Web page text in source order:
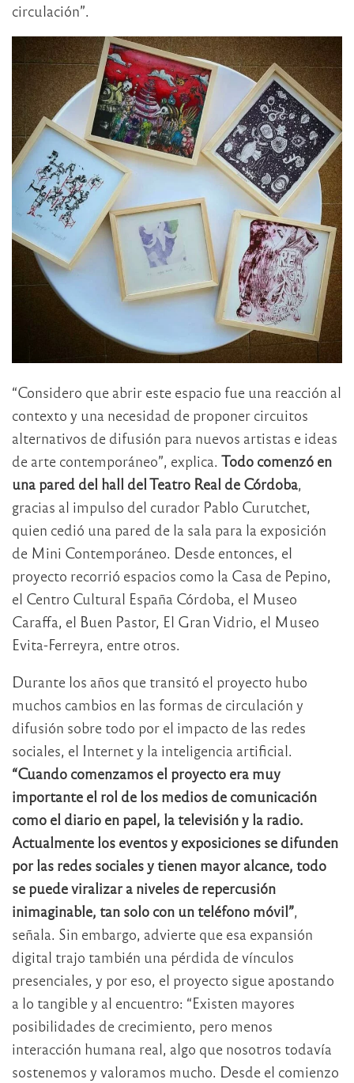
circulación”.
“Considero que abrir este espacio fue una reacción al
contexto y una necesidad de proponer circuitos
alternativos de difusión para nuevos artistas e ideas
de arte contemporáneo”, explica. Todo comenzó en
una pared del hall del Teatro Real de Córdoba,
gracias al impulso del curador Pablo Curutchet,
quien cedió una pared de la sala para la exposición
de Mini Contemporáneo. Desde entonces, el
proyecto recorrió espacios como la Casa de Pepino,
el Centro Cultural España Córdoba, el Museo
Caraffa, el Buen Pastor, El Gran Vidrio, el Museo
Evita-Ferreyra, entre otros.
Durante los años que transitó el proyecto hubo
muchos cambios en las formas de circulación y
difusión sobre todo por el impacto de las redes
sociales, el Internet y la inteligencia artificial.
“Cuando comenzamos el proyecto era muy
importante el rol de los medios de comunicación
como el diario en papel, la televisión y la radio.
Actualmente los eventos y exposiciones se difunden
por las redes sociales y tienen mayor alcance, todo
se puede viralizar a niveles de repercusión
inimaginable, tan solo con un teléfono móvil”,
señala. Sin embargo, advierte que esa expansión
digital trajo también una pérdida de vínculos
presenciales, y por eso, el proyecto sigue apostando
a lo tangible y al encuentro: “Existen mayores
posibilidades de crecimiento, pero menos
interacción humana real, algo que nosotros todavía
sostenemos y valoramos mucho. Desde el comienzo